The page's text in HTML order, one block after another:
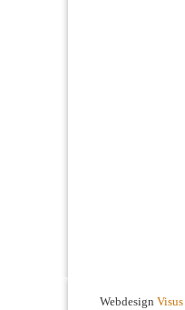
Webdesign Visus